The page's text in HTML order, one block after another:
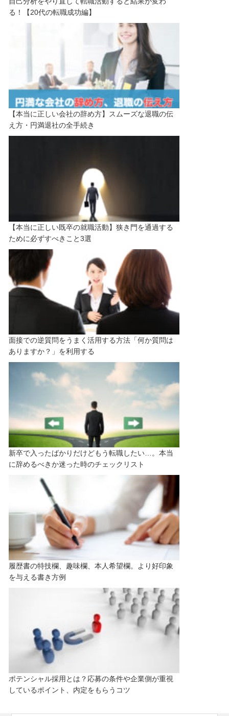
る！【20代の転職成功編】
【本当に正しい会社の辞め方】スムーズな退職の伝
え方・円満退社の全手続き
【本当に正しい既卒の就職活動】狭き門を通過する
ために必ずすべきこと3選
面接での逆質問をうまく活用する方法「何か質問は
ありますか？」を利用する
新卒で入ったばかりだけどもう転職したい…。本当
に辞めるべきか迷った時のチェックリスト
履歴書の特技欄、趣味欄、本人希望欄。より好印象
を与える書き方例
ポテンシャル採用とは？応募の条件や企業側が重視
しているポイント、内定をもらうコツ